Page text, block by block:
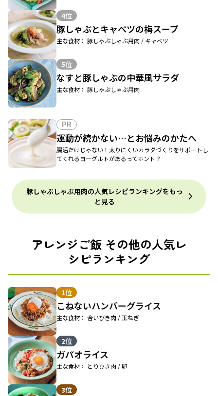
4位
豚しゃぶとキャベツの梅スープ
主な食材： 豚しゃぶしゃぶ用肉 / キャベツ
5位
なすと豚しゃぶの中華風サラダ
主な食材： 豚しゃぶしゃぶ用肉
PR
運動が続かない…とお悩みのかたへ
腸活だけじゃない！太りにくいカラダづくりをサポートし
てくれるヨーグルトがあるってホント？
豚しゃぶしゃぶ用肉の人気レシピランキングをもっ
と見る
アレンジご飯 その他の人気レ
シピランキング
1位
こねないハンバーグライス
主な食材： 合いびき肉 / 玉ねぎ
2位
ガパオライス
主な食材： とりひき肉 / 卵
3位